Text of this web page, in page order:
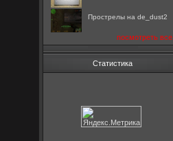
Прострелы на de_dust2
посмотреть все
Статистика